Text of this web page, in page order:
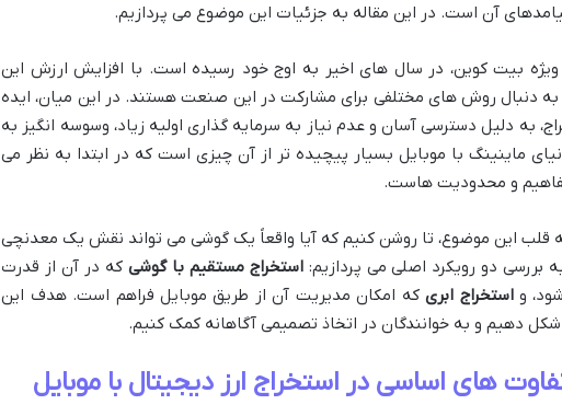
آن است. در این مقاله به جزئیات این موضوع می پردازیم.
ویژه بیت کوین، در سال های اخیر به اوج خود رسیده است. با افزایش ارزش این
به دنبال روش های مختلفی برای مشارکت در این صنعت هستند. در این میان، ایده
به دلیل دسترسی آسان و عدم نیاز به سرمایه گذاری اولیه زیاد، وسوسه انگیز به
ماینینگ با موبایل بسیار پیچیده تر از آن چیزی است که در ابتدا به نظر می
مفاهیم و محدودیت هاست.
قلب این موضوع، تا روشن کنیم که آیا واقعاً یک گوشی می تواند نقش یک معدنچی
بررسی دو رویکرد اصلی می پردازیم:استخراج مستقیم با گوشی که در آن از قدرت
واستخراج ابریکه امکان مدیریت آن از طریق موبایل فراهم است. هدف این
شکل دهیم و به خوانندگان در اتخاذ تصمیمی آگاهانه کمک کنیم.
های اساسی در استخراج ارز دیجیتال با موبایل